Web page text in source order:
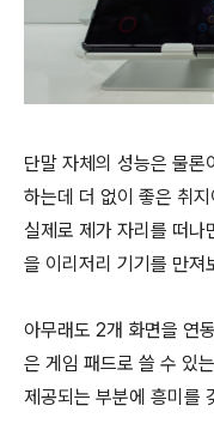
단말 자체의 성능은 물
하는데 더 없이 좋은 취
실제로 제가 자리를 떠나
을 이리저리 기기를 만져
아무래도 2개 화면을 연
은 게임 패드로 쓸 수 있
제공되는 부분에 흥미를